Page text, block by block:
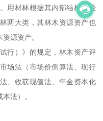
用材林根据其内部结构与经
两大类，其林木资源资产也
源资产。
行）》的规定，林木资产评
场法（市场价倒算法、现行
、收获现值法、年金资本化
法）。